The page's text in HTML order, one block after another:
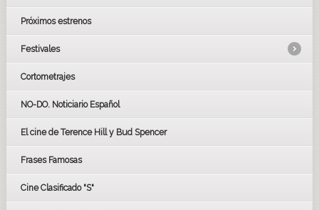
Próximos estrenos
Festivales
LOS OSCARS
GOYAS
BAFTA
Cortometrajes
NO-DO. Noticiario Español
El cine de Terence Hill y Bud Spencer
Frases Famosas
Cine Clasificado "S"